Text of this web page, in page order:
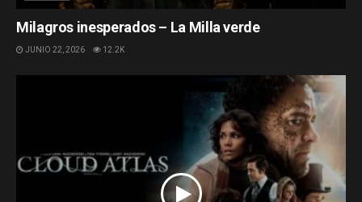
Milagros inesperados – La Milla verde
JUNIO 22, 2026 12.2K